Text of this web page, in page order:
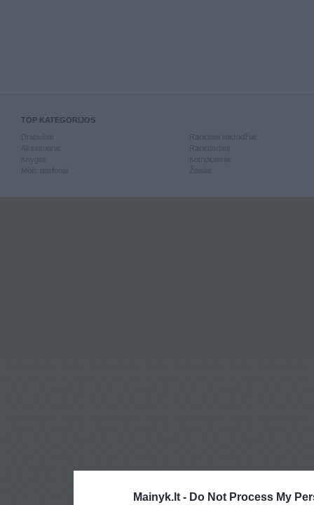
Mainyk.lt - Do Not Process My
TOP KATEGORIJOS
Knygos
Mob. telefonai
Kompiuterija
Žaislai